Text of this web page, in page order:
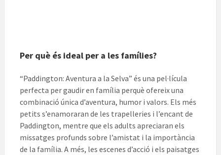
Per què és ideal per a les famílies?
“Paddington: Aventura a la Selva” és una pel·lícula
perfecta per gaudir en família perquè ofereix una
combinació única d’aventura, humor i valors. Els més
petits s’enamoraran de les trapelleries i l’encant de
Paddington, mentre que els adults apreciaran els
missatges profunds sobre l’amistat i la importància
de la família. A més, les escenes d’acció i els paisatges